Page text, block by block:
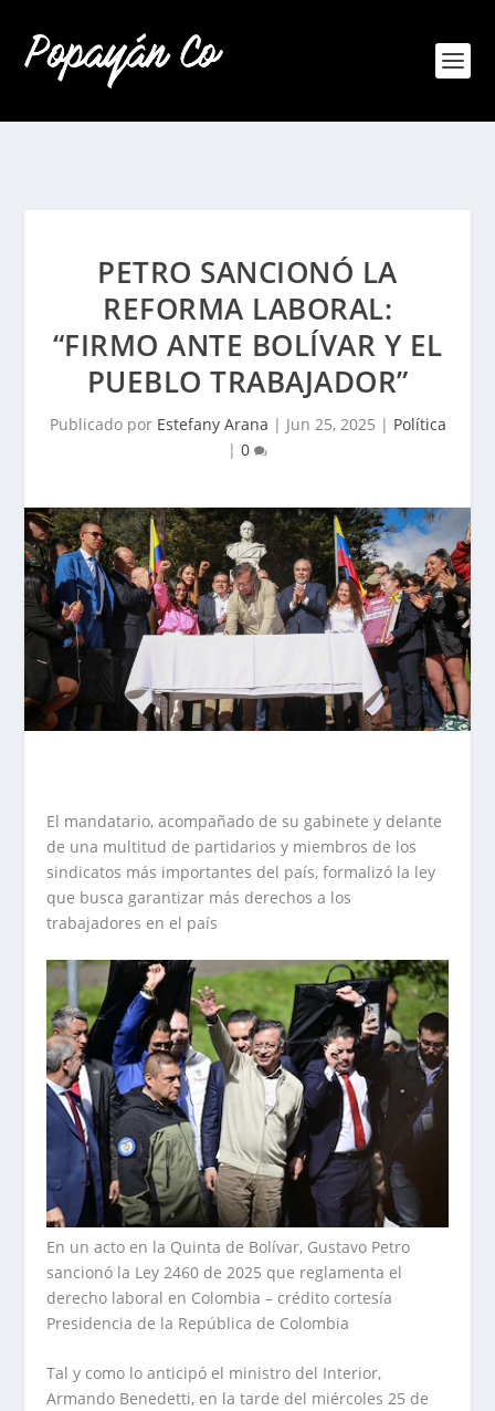
PETRO SANCIONÓ LA
REFORMA LABORAL:
“FIRMO ANTE BOLÍVAR Y EL
PUEBLO TRABAJADOR”
Publicado por Estefany Arana | Jun 25, 2025 | Política
| 0
El mandatario, acompañado de su gabinete y delante
de una multitud de partidarios y miembros de los
sindicatos más importantes del país, formalizó la ley
que busca garantizar más derechos a los
trabajadores en el país
En un acto en la Quinta de Bolívar, Gustavo Petro
sancionó la Ley 2460 de 2025 que reglamenta el
derecho laboral en Colombia – crédito cortesía
Presidencia de la República de Colombia
Tal y como lo anticipó el ministro del Interior,
Armando Benedetti, en la tarde del miércoles 25 de